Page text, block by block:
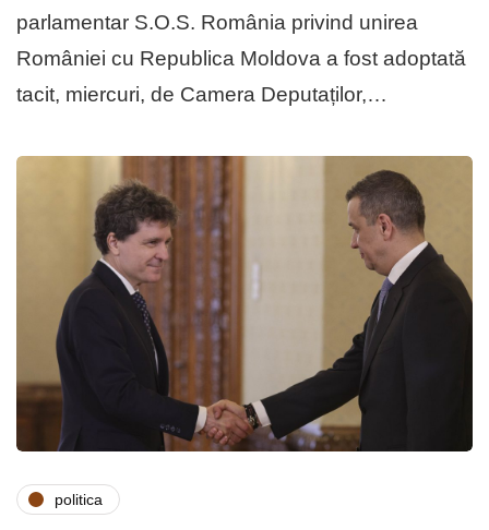
parlamentar S.O.S. România privind unirea
României cu Republica Moldova a fost adoptată
tacit, miercuri, de Camera Deputaților,…
politica